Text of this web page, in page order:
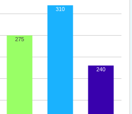
275
310
240